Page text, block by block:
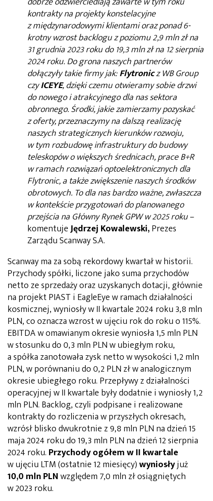
kontrakty na projekty konstelacyjne
z międzynarodowymi klientami oraz ponad 6-
krotny wzrost backlogu z poziomu 2,9 mln zł na
31 grudnia 2023 roku do 19,3 mln zł na 12 sierpnia
2024 roku. Do grona naszych partnerów
dołączyły takie firmy jak:Flytronicz WB Group
czyICEYE, dzięki czemu otwieramy sobie drzwi
do nowego i atrakcyjnego dla nas sektora
obronnego. Środki, jakie zamierzamy pozyskać
z oferty, przeznaczymy na dalszą realizację
naszych strategicznych kierunków rozwoju,
w tym rozbudowę infrastruktury do budowy
teleskopów o większych średnicach, prace B+R
w ramach rozwiązań optoelektronicznych dla
Flytronic, a także zwiększenie naszych środków
obrotowych. To dla nas bardzo ważne, zwłaszcza
w kontekście przygotowań do planowanego
przejścia na Główny Rynek GPW w 2025 roku–
komentujeJędrzej Kowalewski,Prezes
Zarządu Scanway S.A.
Scanway ma za sobą rekordowy kwartał w historii.
Przychody spółki, liczone jako suma przychodów
netto ze sprzedaży oraz uzyskanych dotacji, głównie
na projekt PIAST i EagleEye w ramach działalności
kosmicznej, wyniosły w II kwartale 2024 roku 3,8 mln
PLN, co oznacza wzrost w ujęciu rok do roku o 115%.
EBITDA w omawianym okresie wyniosła 1,5 mln PLN
w stosunku do 0,3 mln PLN w ubiegłym roku,
a spółka zanotowała zysk netto w wysokości 1,2 mln
PLN, w porównaniu do 0,2 PLN zł w analogicznym
okresie ubiegłego roku. Przepływy z działalności
operacyjnej w II kwartale były dodatnie i wyniosły 1,2
mln PLN. Backlog, czyli podpisane i realizowane
kontrakty do rozliczenia w przyszłych okresach,
wzrósł blisko dwukrotnie z 9,8 mln PLN na dzień 15
maja 2024 roku do 19,3 mln PLN na dzień 12 sierpnia
2024 roku. Przychody ogółem w II kwartale
w ujęciu LTM (ostatnie 12 miesięcy)wyniosłyjuż
10,0 mln PLNwzględem 7,0 mln zł osiągniętych
w 2023 roku.